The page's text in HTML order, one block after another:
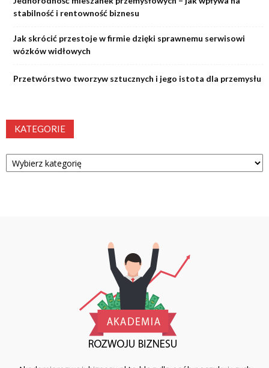
stabilność i rentowność biznesu
Jak skrócić przestoje w firmie dzięki sprawnemu serwisowi
wózków widłowych
Przetwórstwo tworzyw sztucznych i jego istota dla przemysłu
KATEGORIE
Kategorie